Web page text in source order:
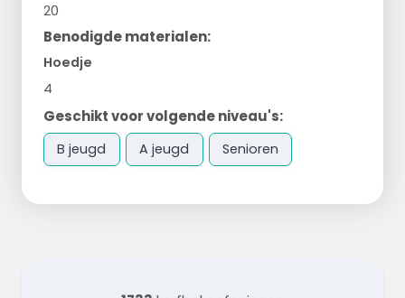
20
Benodigde materialen:
Hoedje
4
Geschikt voor volgende niveau's:
B jeugd A jeugd Senioren